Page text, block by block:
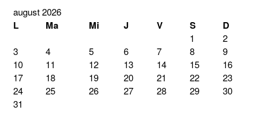
august 2026
L Ma Mi J V S D
1
2
3
4 5 6 7 8
9
10
11 12 13 14 15
16
17
18 19 20 21 22
23
24
25 26 27 28 29
30
31